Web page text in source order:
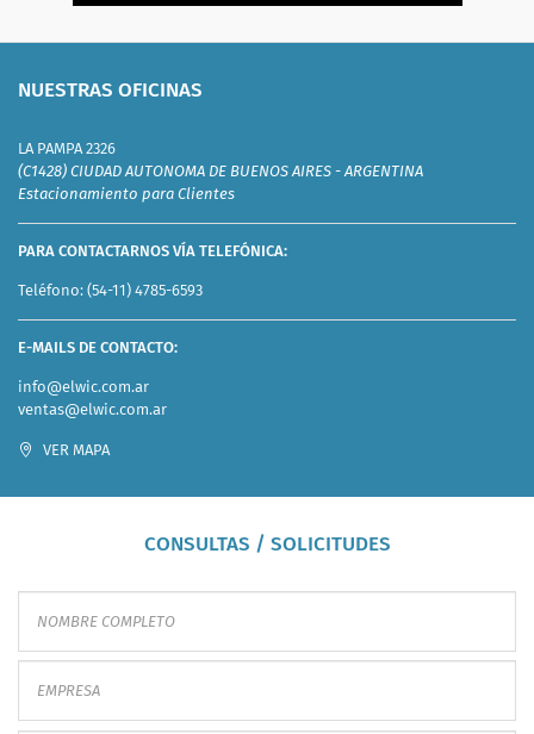
NUESTRAS OFICINAS
LA PAMPA 2326
(C1428) CIUDAD AUTONOMA DE BUENOS AIRES - ARGENTINA
Estacionamiento para Clientes
PARA CONTACTARNOS VÍA TELEFÓNICA:
Teléfono:(54-11) 4785-6593
E-MAILS DE CONTACTO:
info@elwic.com.ar
ventas@elwic.com.ar
VER MAPA
CONSULTAS / SOLICITUDES